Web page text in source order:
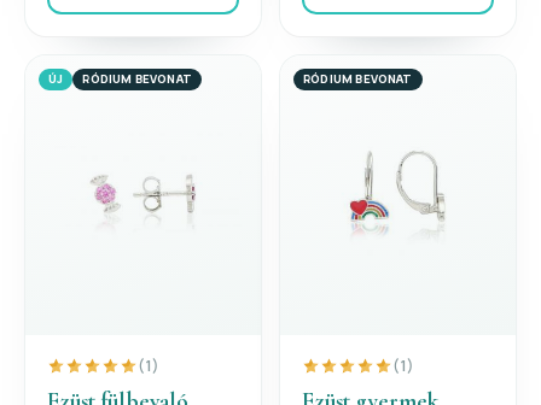
ÚJ RÓDIUM BEVONAT
(1)
RÓDIUM BEVONAT
(1)